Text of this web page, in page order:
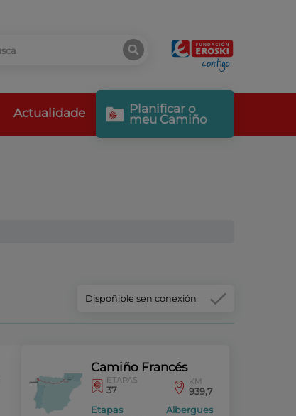
Actualidade Planificar o
meu Camiño
Dispoñible sen conexión
Camiño Francés
ETAPAS
37
KM
939,7
Etapas
Albergues